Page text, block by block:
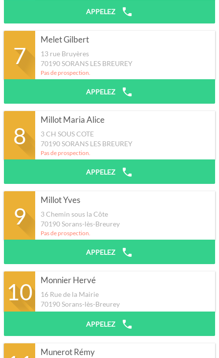
APPELEZ
7
Melet Gilbert
13 rue Bruyères
70190SORANS LES BREUREY
Pas de prospection.
APPELEZ
8
Millot Maria Alice
3 CH SOUS COTE
70190SORANS LES BREUREY
Pas de prospection.
APPELEZ
9
Millot Yves
3 Chemin sous la Côte
70190Sorans-lès-Breurey
Pas de prospection.
APPELEZ
10 Monnier Hervé
16 Rue de la Mairie
70190Sorans-lès-Breurey
APPELEZ
Munerot Rémy